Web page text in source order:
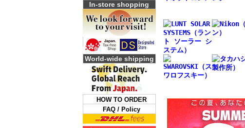
In-store shopping
World-wide shipping
HOW TO ORDER
FAQ / Policy